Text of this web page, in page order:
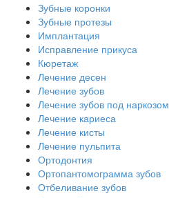
Зубные коронки
Зубные протезы
Имплантация
Исправление прикуса
Кюретаж
Лечение десен
Лечение зубов
Лечение зубов под наркозом
Лечение кариеса
Лечение кисты
Лечение пульпита
Ортодонтия
Ортопантомограмма зубов
Отбеливание зубов